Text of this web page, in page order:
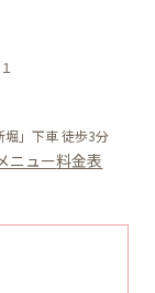
堀」下車 徒歩3分
ニュー料金表